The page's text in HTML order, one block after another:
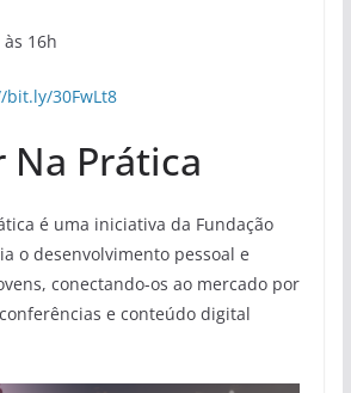
16h
30FwLt8
Na Prática
é uma iniciativa da Fundação
o desenvolvimento pessoal e
conectando-os ao mercado por
e conteúdo digital